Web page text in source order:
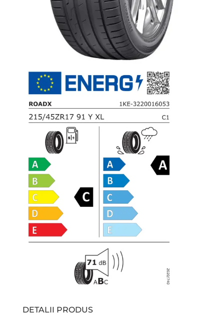
DETALII PRODUS